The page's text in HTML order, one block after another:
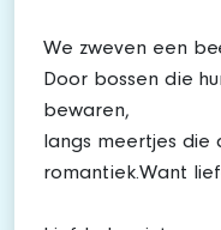
We zweven een
Door bossen die
bewaren,
langs meertjes die
romantiek.Want